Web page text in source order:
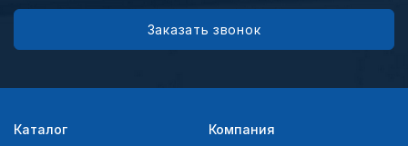
Заказать звонок
Каталог Компания